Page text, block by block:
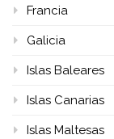
Francia
Galicia
Islas Baleares
Islas Canarias
Islas Maltesas